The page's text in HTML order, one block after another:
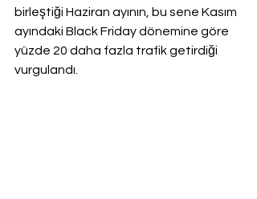
birleştiği Haziran ayının, bu sene Kasım
ayındaki Black Friday dönemine göre
yüzde 20 daha fazla trafik getirdiği
vurgulandı.